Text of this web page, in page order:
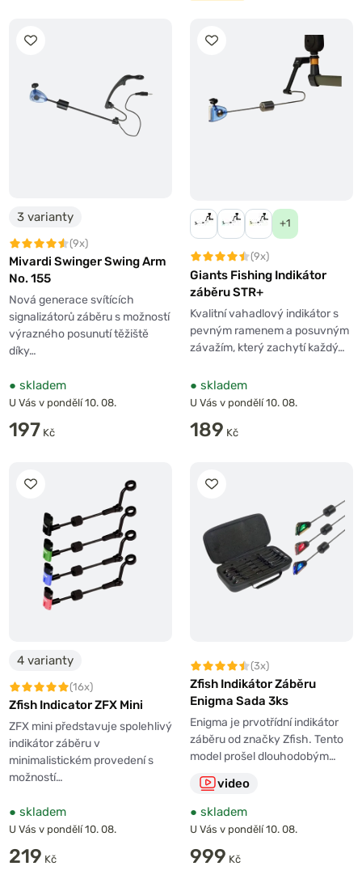
3 varianty
(9x)
Mivardi Swinger Swing Arm
No. 155
Nová generace svítících
signalizátorů záběru s možností
výrazného posunutí těžiště
díky…
● skladem
U Vás v pondělí 10. 08.
197 Kč
+1
(9x)
Giants Fishing Indikátor
záběru STR+
Kvalitní vahadlový indikátor s
pevným ramenem a posuvným
závažím, který zachytí každý…
● skladem
U Vás v pondělí 10. 08.
189 Kč
4 varianty
(16x)
Zfish Indicator ZFX Mini
ZFX mini představuje spolehlivý
indikátor záběru v
minimalistickém provedení s
možností…
● skladem
U Vás v pondělí 10. 08.
219 Kč
(3x)
Zfish Indikátor Záběru
Enigma Sada 3ks
Enigma je prvotřídní indikátor
záběru od značky Zfish. Tento
model prošel dlouhodobým…
video
● skladem
U Vás v pondělí 10. 08.
999 Kč